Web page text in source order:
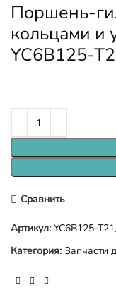
Поршень-
кольцами и
YC6B125-
Сравнить
Артикул: YC6B125-
Категория: Запчасти